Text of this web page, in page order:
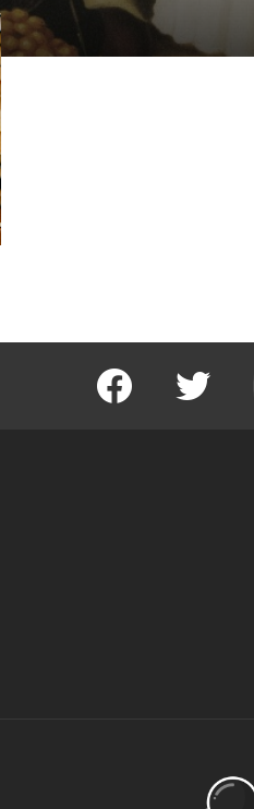
Facebook Twitter